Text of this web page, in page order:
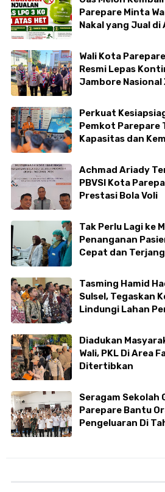
Parepare Minta
Nakal yang Jual di
Wali Kota
Resmi Lepas
Jambore Nasional
Perkuat
Pemkot Parepare
Kapasitas dan
Achmad Ariady
PBVSI Kota
Prestasi Bola Voli
Tak Perlu Lagi ke
Penanganan
Cepat dan
Tasming Hamid
Sulsel, Tegaskan
Lindungi Lahan
Diadukan
Wali, PKL Di Area
Ditertibkan
Seragam Sekolah
Parepare Bantu
Pengeluaran Di